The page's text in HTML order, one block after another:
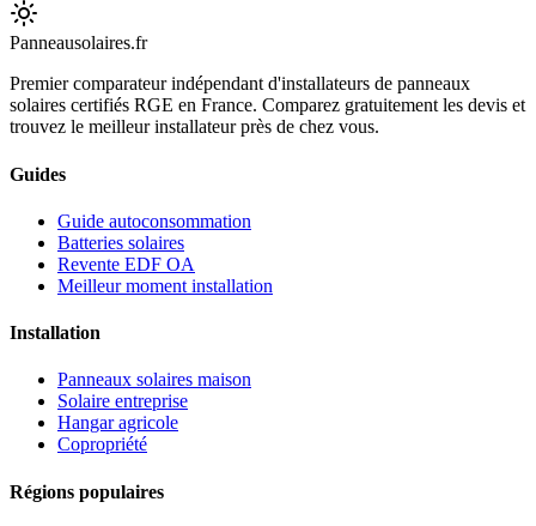
Panneausolaires.fr
Premier comparateur indépendant d'installateurs de panneaux
solaires certifiés RGE en France. Comparez gratuitement les devis et
trouvez le meilleur installateur près de chez vous.
Guides
Guide autoconsommation
Batteries solaires
Revente EDF OA
Meilleur moment installation
Installation
Panneaux solaires maison
Solaire entreprise
Hangar agricole
Copropriété
Régions populaires